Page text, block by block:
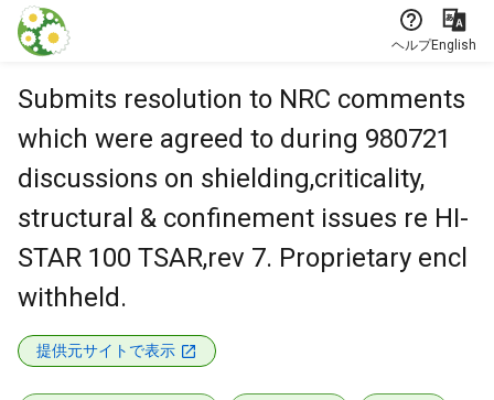
本文に飛ぶ
ヘルプEnglish
Submits resolution to NRC comments
which were agreed to during 980721
discussions on shielding,criticality,
structural & confinement issues re HI-
STAR 100 TSAR,rev 7. Proprietary encl
withheld.
提供元サイトで表示